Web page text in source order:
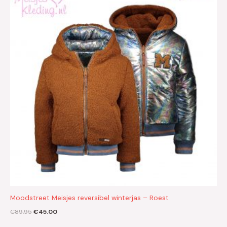
Moodstreet Meisjes reversibel winterjas – Roest
€89.95
€89.95.
€45.00
€45.00.